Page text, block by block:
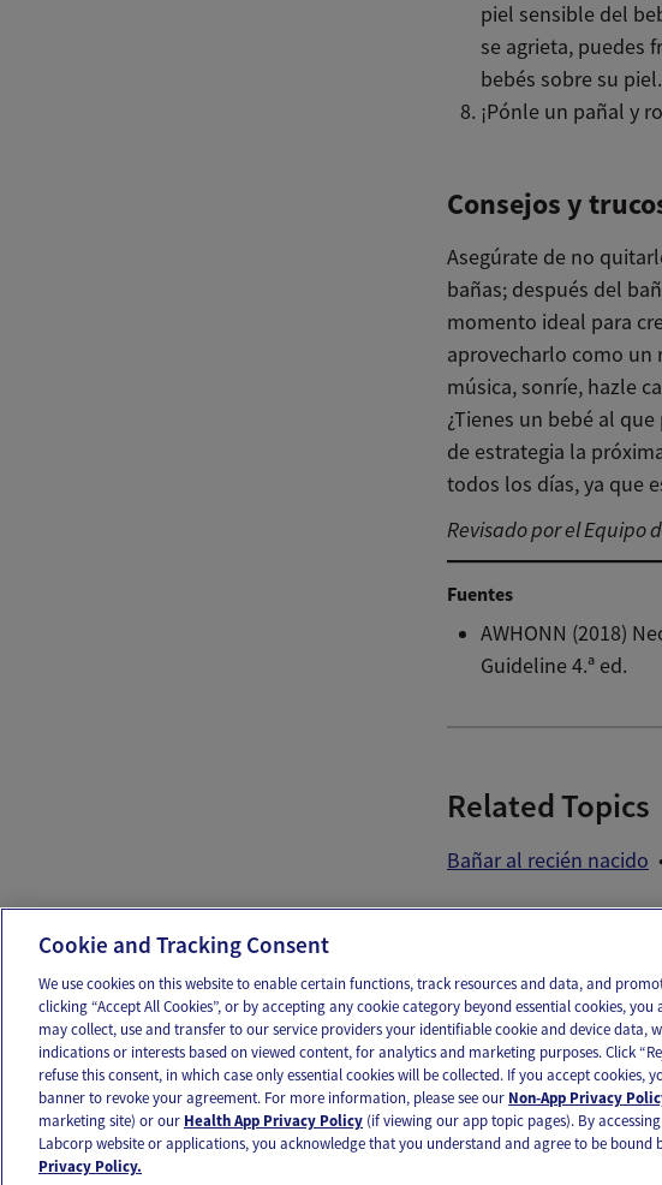
piel sensible del
se agrieta, puedes
bebés sobre su piel.
¡Pónle un pañal y
Consejos y
Asegúrate de no
bañas; después del
momento ideal para
aprovecharlo como un
música, sonríe, hazle
¿Tienes un bebé al
de estrategia la
todos los días, ya que
Revisado por el Equipo
Fuentes
AWHONN (2018)
Guideline 4.ª ed.
Related Topics
Bañar al recién nacido
OUR APPS FOLLOW US
Ovia products and services are provided for informational purposes only and are not intended as a substitute for medical
Cookie and Tracking Consent
We use cookies on this website to enable certain functions, track resources and data, and
clicking “Accept All Cookies”, or by accepting any cookie category beyond essential cookies,
may collect, use and transfer to our service providers your identifiable cookie and device data,
indications or interests based on viewed content, for analytics and marketing purposes. Click
refuse this consent, in which case only essential cookies will be collected. If you accept cookies,
banner to revoke your agreement. For more information, please see our Non-App Privacy
marketing site) or our Health App Privacy Policy (if viewing our app topic pages). By
Labcorp website or applications, you acknowledge that you understand and agree to be bound
Privacy Policy.